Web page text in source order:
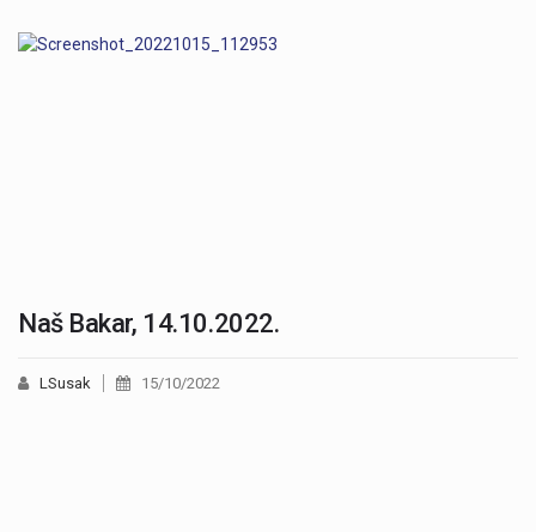
Naš Bakar, 14.10.2022.
LSusak 15/10/2022